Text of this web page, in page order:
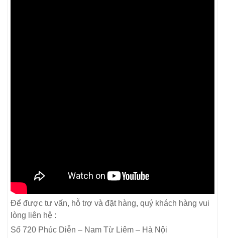
Để được tư vấn, hỗ trợ và đặt hàng, quý khách hàng vui
lòng liên hệ :
Số 720 Phúc Diễn – Nam Từ Liêm – Hà Nội